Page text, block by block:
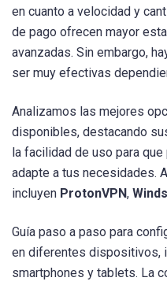
en cuanto a velocidad y
de pago ofrecen mayor
avanzadas. Sin embargo,
ser muy efectivas
Analizamos las mejores
disponibles, destacando
la facilidad de uso para
adapte a tus necesidades.
incluyen ProtonVPN,
Guía paso a paso para
en diferentes dispositivos,
smartphones y tablets. La